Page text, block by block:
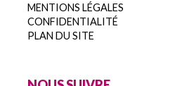
MENTIONS LÉGALES
CONFIDENTIALITÉ
PLAN DU SITE